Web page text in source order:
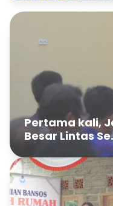
Pertama kali,
Besar Lintas